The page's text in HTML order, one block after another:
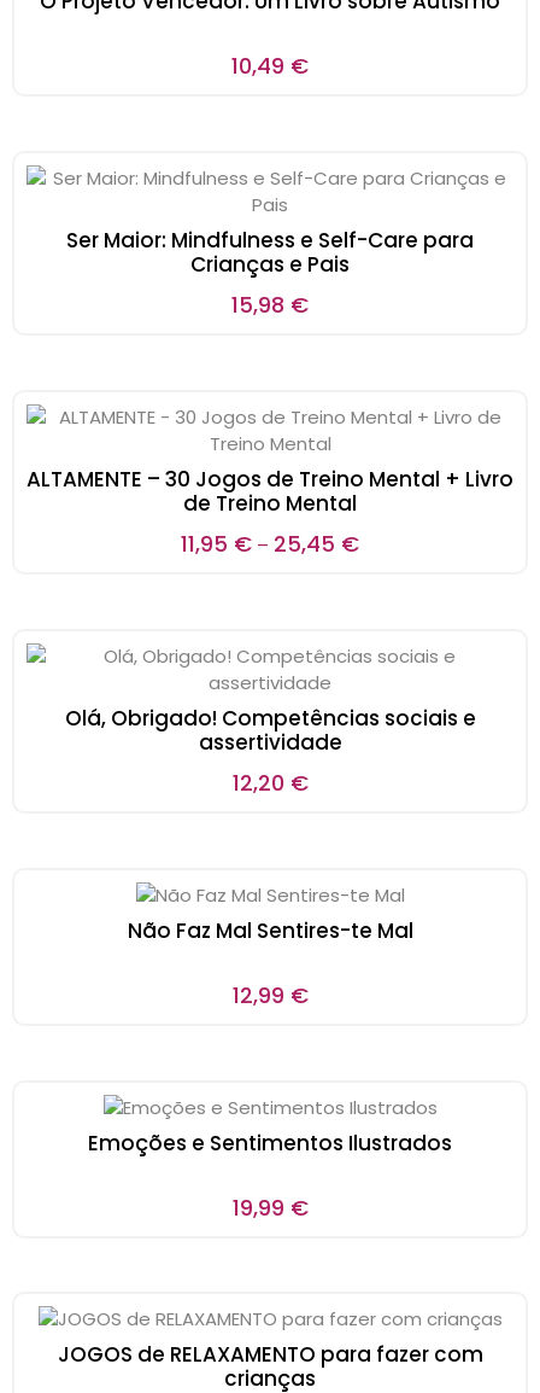
10,49 €
Ser Maior: Mindfulness e Self-Care para
Crianças e Pais
15,98 €
ALTAMENTE – 30 Jogos de Treino Mental + Livro
de Treino Mental
11,95 € – 25,45 €
Olá, Obrigado! Competências sociais e
assertividade
12,20 €
Não Faz Mal Sentires-te Mal
12,99 €
Emoções e Sentimentos Ilustrados
19,99 €
JOGOS de RELAXAMENTO para fazer com
crianças